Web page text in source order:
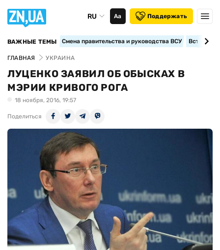
RU Аа Поддержать
ВАЖНЫЕ ТЕМЫ Смена правительства и руководства ВСУ
ГЛАВНАЯ УКРАИНА
ЛУЦЕНКО ЗАЯВИЛ ОБ ОБЫСКАХ В
МЭРИИ КРИВОГО РОГА
18 ноября, 2016, 19:57
Поделиться